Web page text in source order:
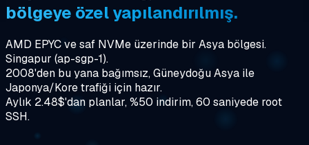
bölgeye özel yapılandırılmış.
AMD EPYC ve saf NVMe üzerinde bir Asya bölgesi.
Singapur (ap-sgp-1).
2008'den bu yana bağımsız, Güneydoğu Asya ile
Japonya/Kore trafiği için hazır.
Aylık 2.48$'dan planlar, %50 indirim, 60 saniyede root
SSH.